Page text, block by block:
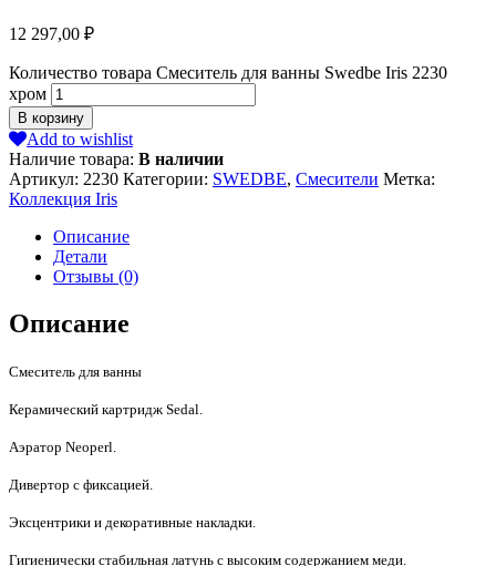
12 297,00 ₽
Количество товара Смеситель для ванны Swedbe Iris 2230
хром
В корзину
Add to wishlist
Наличие товара: В наличии
Артикул: 2230 Категории: SWEDBE, Смесители Метка:
Коллекция Iris
Описание
Детали
Отзывы (0)
Описание
Смеситель для ванны
Керамический картридж Sedal.
Аэратор Neoperl.
Дивертор с фиксацией.
Эксцентрики и декоративные накладки.
Гигиенически стабильная латунь с высоким содержанием меди.